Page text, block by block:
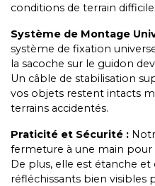
conditions de terrain
Système de Montage
système de fixation
la sacoche sur le guidon
Un câble de stabilisation
vos objets restent intacts
terrains accidentés.
Praticité et Sécurité :
fermeture à une main pour
De plus, elle est étanche
réfléchissants bien